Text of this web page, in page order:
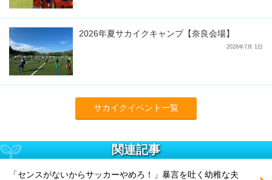
2026年夏サカイクキャンプ【奈良会場】
2026年7月 1日
サカイクイベント一覧
関連記事
「センスがないからサッカーやめろ！」暴言を吐く幼稚な夫